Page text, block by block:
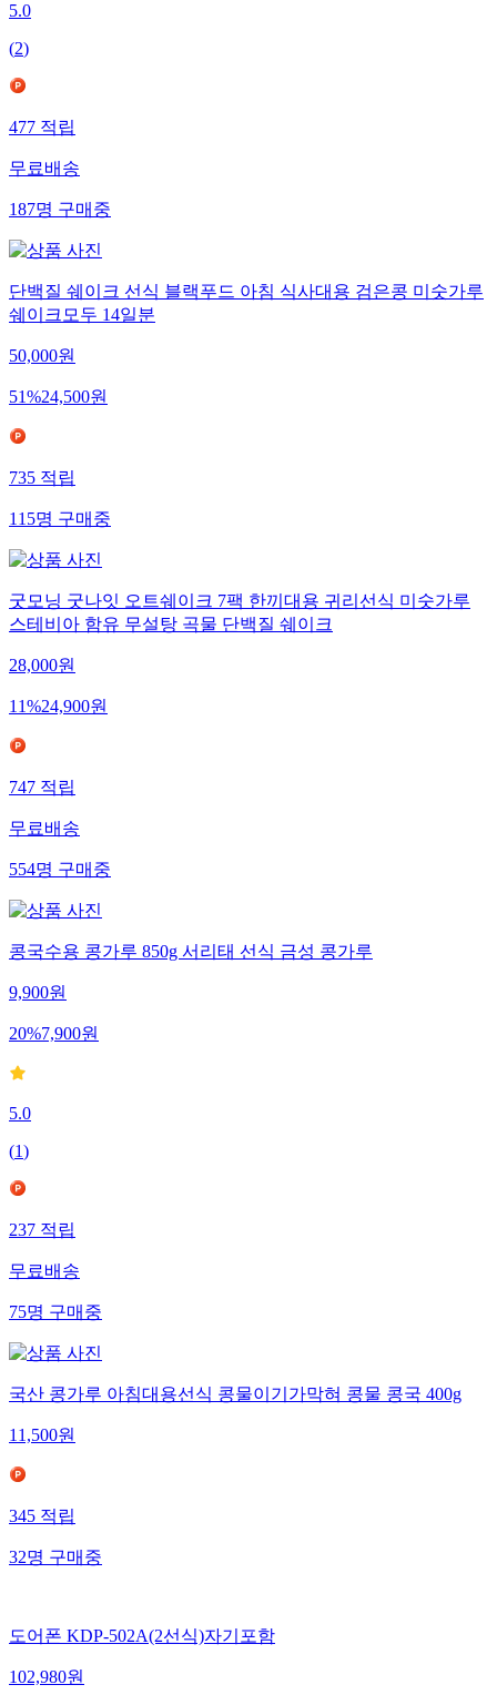
5.0
(2)
477 적립
무료배송
187명 구매중
단백질 쉐이크 선식 블랙푸드 아침 식사대용 검은콩 미숫가루
쉐이크모두 14일분
50,000원
51%24,500원
735 적립
115명 구매중
굿모닝 굿나잇 오트쉐이크 7팩 한끼대용 귀리선식 미숫가루
스테비아 함유 무설탕 곡물 단백질 쉐이크
28,000원
11%24,900원
747 적립
무료배송
554명 구매중
콩국수용 콩가루 850g 서리태 선식 금성 콩가루
9,900원
20%7,900원
5.0
(1)
237 적립
무료배송
75명 구매중
국산 콩가루 아침대용선식 콩물이기가막혀 콩물 콩국 400g
11,500원
345 적립
32명 구매중
도어폰 KDP-502A(2선식)자기포함
102,980원